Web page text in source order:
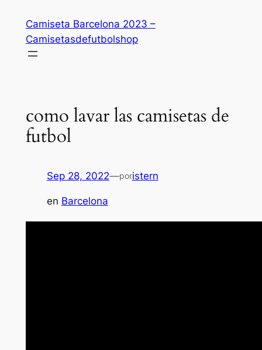
contenido
Camiseta Barcelona 2023 –
Camisetasdefutbolshop
como lavar las camisetas de
futbol
Sep 28, 2022—poristern
en Barcelona